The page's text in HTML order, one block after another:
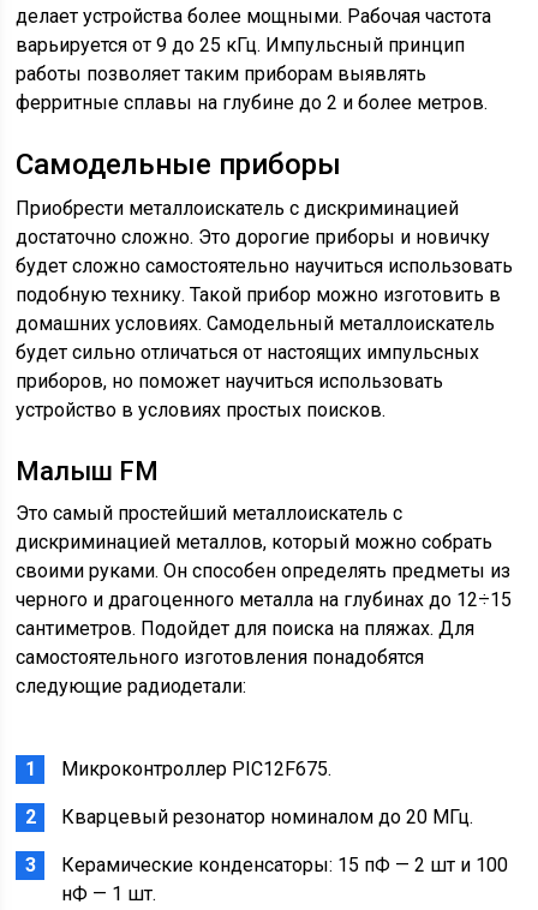
делает устройства более мощными. Рабочая частота
варьируется от 9 до 25 кГц. Импульсный принцип
работы позволяет таким приборам выявлять
ферритные сплавы на глубине до 2 и более метров.
Самодельные приборы
Приобрести металлоискатель с дискриминацией
достаточно сложно. Это дорогие приборы и новичку
будет сложно самостоятельно научиться использовать
подобную технику. Такой прибор можно изготовить в
домашних условиях. Самодельный металлоискатель
будет сильно отличаться от настоящих импульсных
приборов, но поможет научиться использовать
устройство в условиях простых поисков.
Малыш FM
Это самый простейший металлоискатель с
дискриминацией металлов, который можно собрать
своими руками. Он способен определять предметы из
черного и драгоценного металла на глубинах до 12÷15
сантиметров. Подойдет для поиска на пляжах. Для
самостоятельного изготовления понадобятся
следующие радиодетали:
Микроконтроллер PIC12F675.
Кварцевый резонатор номиналом до 20 МГц.
Керамические конденсаторы: 15 пФ — 2 шт и 100
нФ — 1 шт.